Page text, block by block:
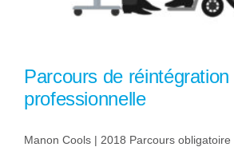
Parcours de réintégration
professionnelle
Manon Cools | 2018 Parcours obligatoire